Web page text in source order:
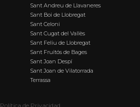
Sant Andreu de Llavaneres
Sant Boi de Llobregat
Sant Celoni
Sant Cugat del Vallès
Sant Feliu de Llobregat
Sant Fruitós de Bages
Sant Joan Despí
Sant Joan de Vilatorrada
Terrassa
Política de Privacidad